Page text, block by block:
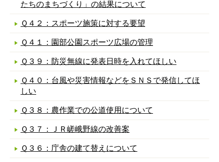
たちのまちづくり」の結果について
Ｑ４２：スポーツ施策に対する要望
Ｑ４１：園部公園スポーツ広場の管理
Ｑ３９：防災無線に発表日時を入れてほしい
Ｑ４０：台風や災害情報などをＳＮＳで発信してほ
しい
Ｑ３８：農作業での公道使用について
Ｑ３７：ＪＲ嵯峨野線の改善案
Ｑ３６：庁舎の建て替えについて